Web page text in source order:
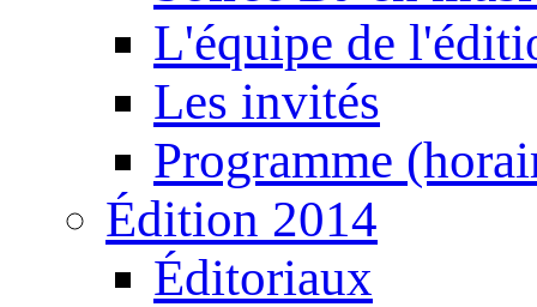
L'équipe de
Les invités
Programme
Édition 2014
Éditoriaux